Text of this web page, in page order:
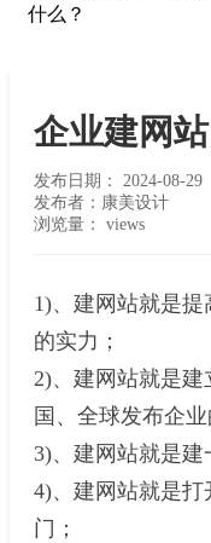
什么？
企业建网
发布日期： 2024-08-29
发布者：康美设计
浏览量： views
1)、建网站就是
的实力；
2)、建网站就是
国、全球发布企业
3)、建网站就是建
4)、建网站就是
门；